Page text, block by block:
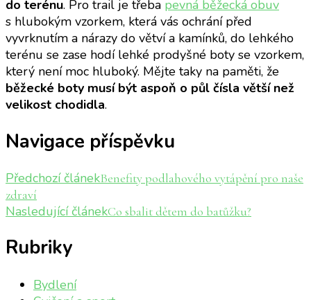
do terénu. Pro trail je třeba pevná běžecká obuv
s hlubokým vzorkem, která vás ochrání před
vyvrknutím a nárazy do větví a kamínků, do lehkého
terénu se zase hodí lehké prodyšné boty se vzorkem,
který není moc hluboký. Mějte taky na paměti, že
běžecké boty musí být aspoň o půl čísla větší než
velikost chodidla.
Navigace příspěvku
Předchozí článekBenefity podlahového vytápění pro naše
zdraví
Nasledující článekCo sbalit dětem do batůžku?
Rubriky
Bydlení